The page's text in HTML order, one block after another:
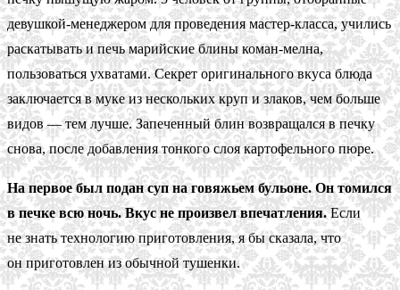
девушкой-менеджером для проведения мастер-класса, учились
раскатывать и печь марийские блины коман-мелна,
пользоваться ухватами. Секрет оригинального вкуса блюда
заключается в муке из нескольких круп и злаков, чем больше
видов — тем лучше. Запеченный блин возвращался в печку
снова, после добавления тонкого слоя картофельного пюре.
На первое был подан суп на говяжьем бульоне. Он томился
в печке всю ночь. Вкус не произвел впечатления.Если
не знать технологию приготовления, я бы сказала, что
он приготовлен из обычной тушенки.